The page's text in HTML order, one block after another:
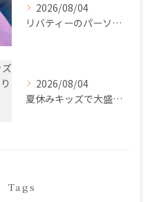
2026/08/04
リバティーのパーソナル🧘‍♀️
2026/08/04
夏休みキッズで大盛り上がり💗
Tags